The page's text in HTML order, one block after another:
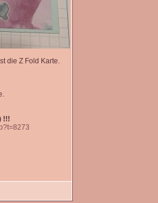
die Z Fold Karte.
!!!